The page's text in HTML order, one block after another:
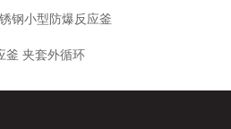
钢小型防爆反应釜
釜 夹套外循环